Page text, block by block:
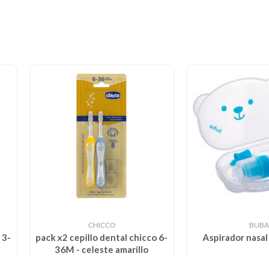
3-
CHICCO
pack x2 cepillo dental chicco 6-
36M - celeste amarillo
BUBA
Aspirador nasal